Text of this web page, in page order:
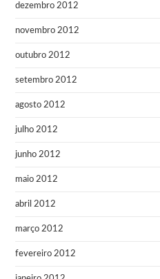
dezembro 2012
novembro 2012
outubro 2012
setembro 2012
agosto 2012
julho 2012
junho 2012
maio 2012
abril 2012
março 2012
fevereiro 2012